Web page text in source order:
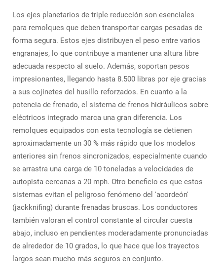
Los ejes planetarios de triple reducción son esenciales
para remolques que deben transportar cargas pesadas de
forma segura. Estos ejes distribuyen el peso entre varios
engranajes, lo que contribuye a mantener una altura libre
adecuada respecto al suelo. Además, soportan pesos
impresionantes, llegando hasta 8.500 libras por eje gracias
a sus cojinetes del husillo reforzados. En cuanto a la
potencia de frenado, el sistema de frenos hidráulicos sobre
eléctricos integrado marca una gran diferencia. Los
remolques equipados con esta tecnología se detienen
aproximadamente un 30 % más rápido que los modelos
anteriores sin frenos sincronizados, especialmente cuando
se arrastra una carga de 10 toneladas a velocidades de
autopista cercanas a 20 mph. Otro beneficio es que estos
sistemas evitan el peligroso fenómeno del 'acordeón'
(jackknifing) durante frenadas bruscas. Los conductores
también valoran el control constante al circular cuesta
abajo, incluso en pendientes moderadamente pronunciadas
de alrededor de 10 grados, lo que hace que los trayectos
largos sean mucho más seguros en conjunto.